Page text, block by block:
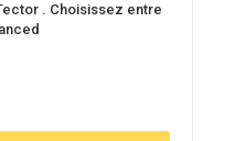
. Choisissez entre